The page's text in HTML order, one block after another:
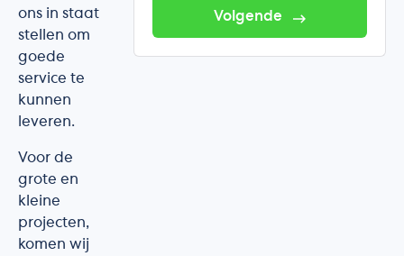
ons in staat
stellen om
goede
service te
kunnen
leveren.
Voor de
grote en
kleine
projecten,
komen wij
Volgende